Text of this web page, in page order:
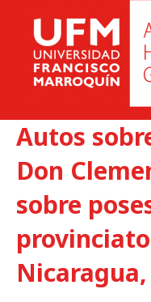
Autos
Don
sobre
Nicaragua,